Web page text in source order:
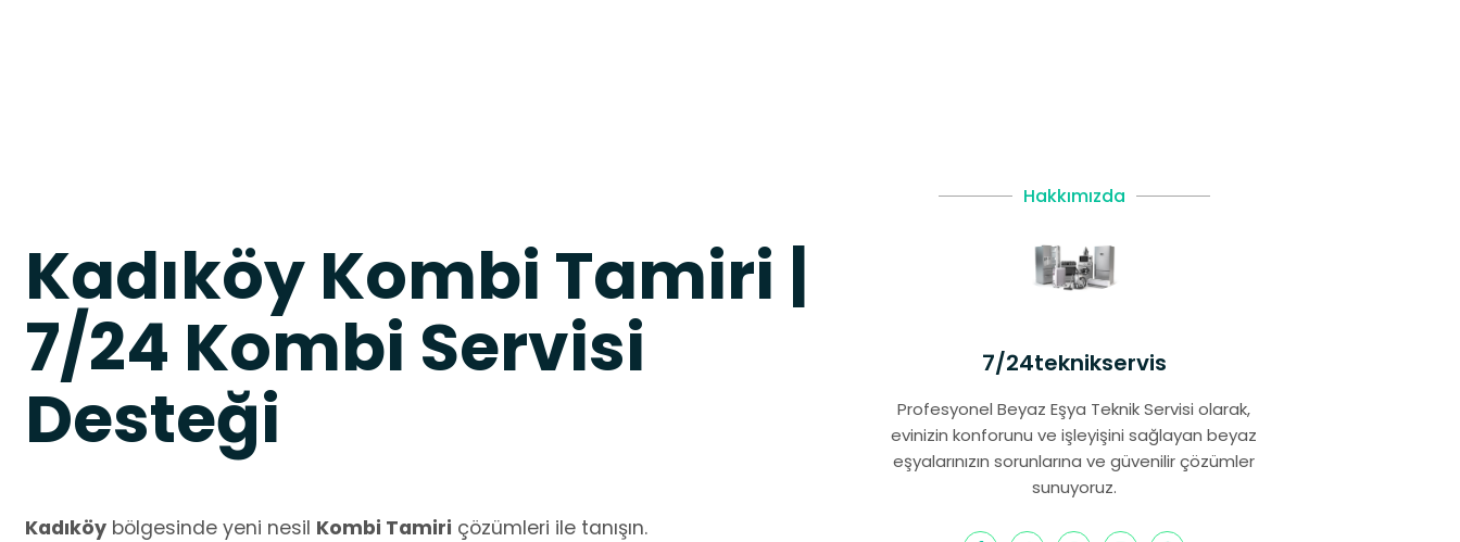
Kadıköy Kombi Tamiri |
7/24 Kombi Servisi
Desteği
Kadıköy bölgesinde yeni nesil Kombi Tamiri çözümleri ile tanışın.
Hakkımızda
7/24teknikservis
Profesyonel Beyaz Eşya Teknik Servisi olarak,
evinizin konforunu ve işleyişini sağlayan beyaz
eşyalarınızın sorunlarına ve güvenilir çözümler
sunuyoruz.